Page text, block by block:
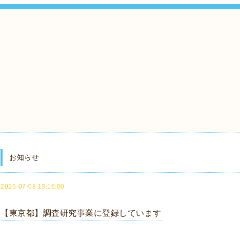
お知らせ
2025-07-08 13:16:00
【東京都】調査研究事業に登録しています